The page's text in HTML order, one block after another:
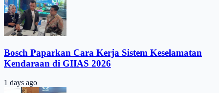
Bosch Paparkan Cara Kerja Sistem Keselamatan
Kendaraan di GIIAS 2026
1 days ago